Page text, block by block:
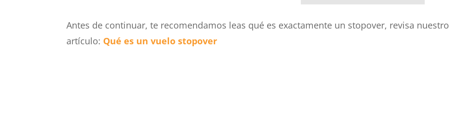
Antes de continuar, te recomendamos leas qué es exactamente un stopover, revisa nuestro
artículo: Qué es un vuelo stopover